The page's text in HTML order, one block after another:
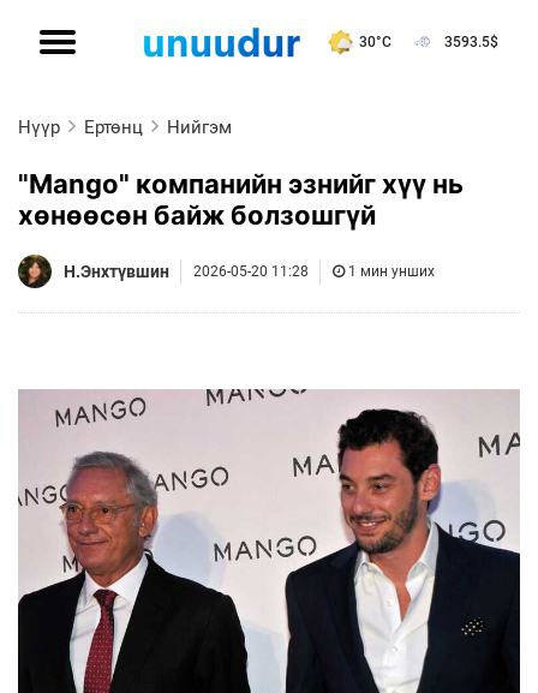
30°C 3593.5$
Нүүр Ертөнц Нийгэм
"Mango" компанийн эзнийг хүү нь
хөнөөсөн байж болзошгүй
Н.Энхтүвшин 2026-05-20 11:28 1 мин унших